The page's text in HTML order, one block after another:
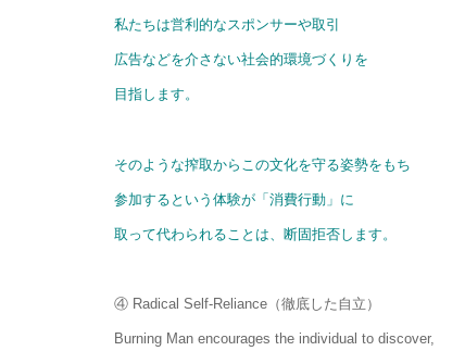
私たちは営利的なスポンサーや取引
広告などを介さない社会的環境づくりを
目指します。
そのような搾取からこの文化を守る姿勢をもち
参加するという体験が「消費行動」に
取って代わられることは、断固拒否します。
④ Radical Self-Reliance（徹底した自立）
Burning Man encourages the individual to discover,